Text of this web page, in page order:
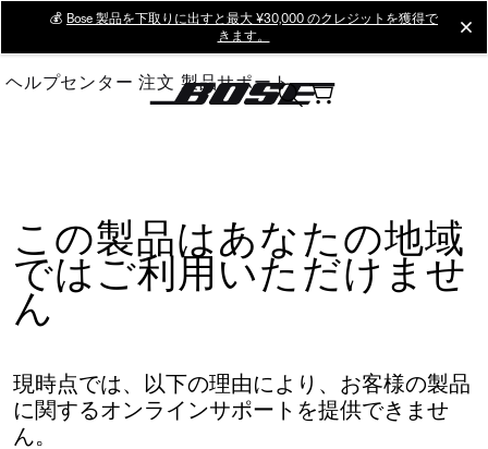
Main
💰 Bose 製品を下取りに出すと最大 ¥30,000 のクレジットを獲得で
きます。
ヘルプセンター 注文 製品サポート
この製品はあなたの地域
ではご利用いただけませ
ん
現時点では、以下の理由により、お客様の製品
に関するオンラインサポートを提供できませ
ん。